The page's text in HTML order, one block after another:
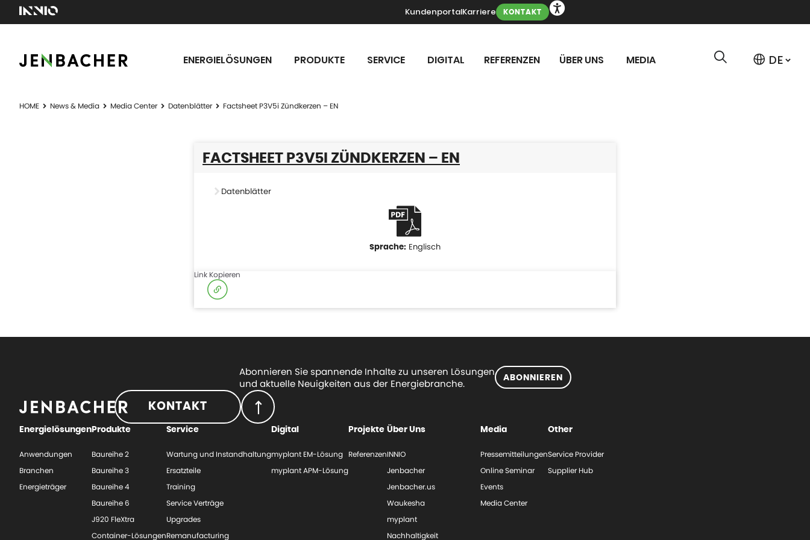
KundenportalKarriere KONTAKT
ENERGIELÖSUNGEN PRODUKTE SERVICE DIGITAL REFERENZEN ÜBER UNS MEDIA
HOME News & Media Media Center Datenblätter Factsheet P3V5i Zündkerzen – EN
FACTSHEET P3V5I ZÜNDKERZEN – EN
Datenblätter
Englisch
Link Kopieren
Abonnieren Sie spannende Inhalte zu unseren Lösungen
und aktuelle Neuigkeiten aus der Energiebranche.
ABONNIEREN
KONTAKT
Energielösungen
Anwendungen
Branchen
Energieträger
Produkte
Baureihe 2
Baureihe 3
Baureihe 4
Baureihe 6
J920 FleXtra
Container-Lösungen
Service
Wartung und Instandhaltung
Ersatzteile
Training
Service Verträge
Upgrades
Remanufacturing
Digital
myplant EM-Lösung
myplant APM-Lösung
Projekte
Referenzen
Über Uns
INNIO
Jenbacher
Jenbacher.us
Waukesha
myplant
Nachhaltigkeit
Media
Pressemitteilungen
Online Seminar
Events
Media Center
Other
Service Provider
Supplier Hub